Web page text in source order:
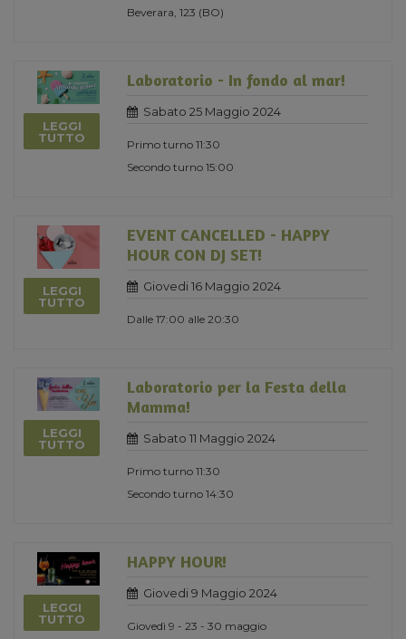
Beverara, 123 (BO)
LEGGI
TUTTO
Laboratorio - In fondo al mar!
Sabato 25 Maggio 2024
Primo turno 11:30
Secondo turno 15:00
LEGGI
TUTTO
EVENT CANCELLED - HAPPY
HOUR CON DJ SET!
Giovedi 16 Maggio 2024
Dalle 17:00 alle 20:30
LEGGI
TUTTO
Laboratorio per la Festa della
Mamma!
Sabato 11 Maggio 2024
Primo turno 11:30
Secondo turno 14:30
LEGGI
TUTTO
HAPPY HOUR!
Giovedi 9 Maggio 2024
Giovedì 9 - 23 - 30 maggio